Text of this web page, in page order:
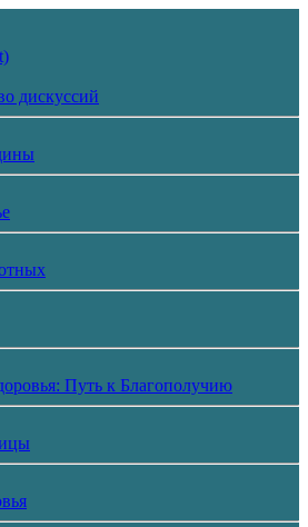
дискуссий
Путь к Благополучию